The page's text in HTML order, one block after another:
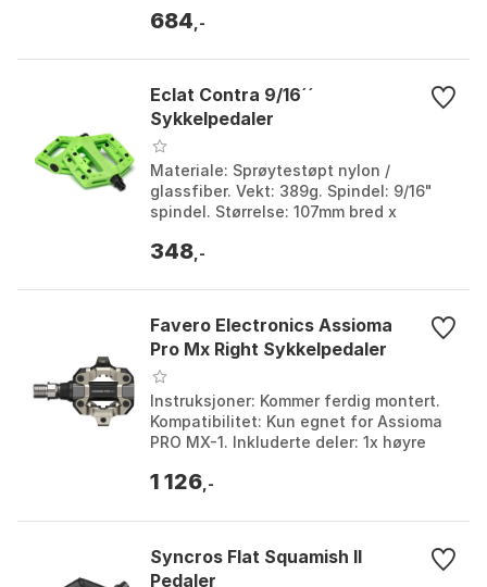
Yellow. Stør...
684 ,-
Eclat Contra 9/16´´
Sykkelpedaler
Materiale: Sprøytestøpt nylon /
glassfiber. Vekt: 389g. Spindel: 9/16"
spindel. Størrelse: 107mm bred x
green1, Black, Neon...
348 ,-
Favero Electronics Assioma
Pro Mx Right Sykkelpedaler
Instruksjoner: Kommer ferdig montert.
Kompatibilitet: Kun egnet for Assioma
PRO MX-1. Inkluderte deler: 1x høyre
Farge: Blac...
1 126 ,-
Syncros Flat Squamish II
Pedaler